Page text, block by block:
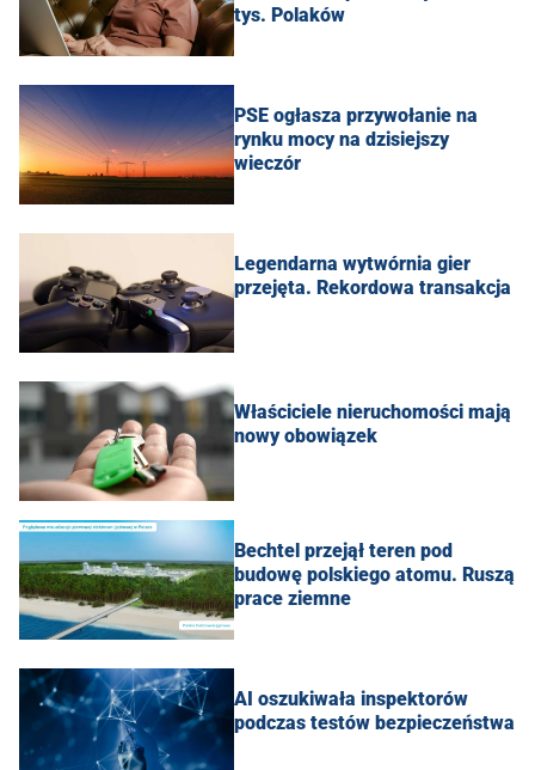
tys. Polaków
PSE ogłasza przywołanie na
rynku mocy na dzisiejszy
wieczór
Legendarna wytwórnia gier
przejęta. Rekordowa transakcja
Właściciele nieruchomości mają
nowy obowiązek
Bechtel przejął teren pod
budowę polskiego atomu. Ruszą
prace ziemne
AI oszukiwała inspektorów
podczas testów bezpieczeństwa